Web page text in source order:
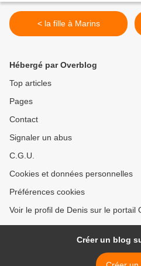
< la fille à Marins
Hébergé par Overblog
Top articles
Pages
Contact
Signaler un abus
C.G.U.
Cookies et données personnelles
Préférences cookies
Voir le profil de Denis sur le portail
Créer un blog